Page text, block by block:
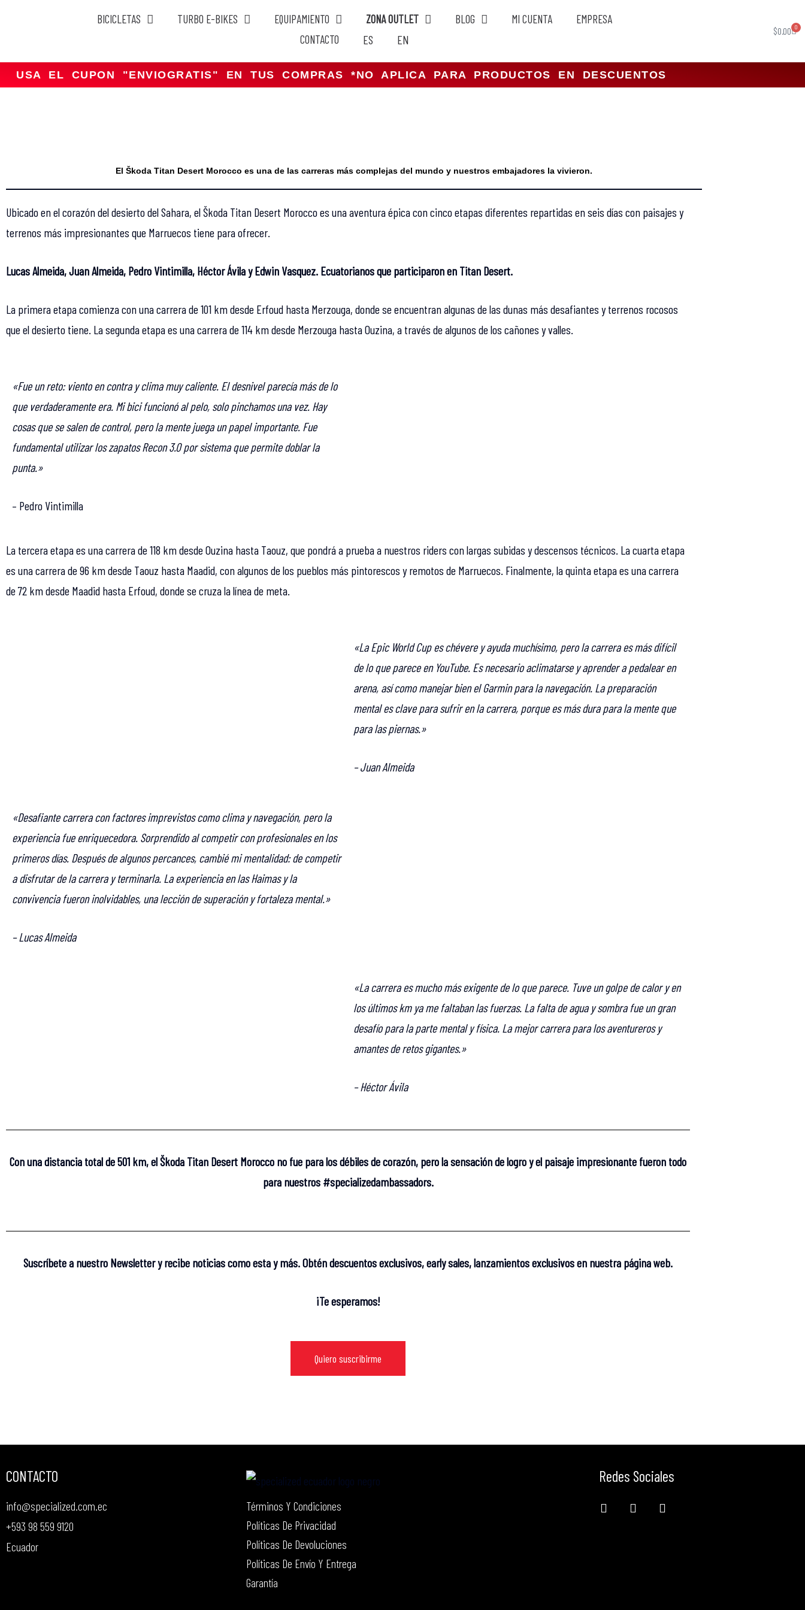
contenido
BICICLETAS TURBO E-BIKES EQUIPAMIENTO ZONA OUTLET BLOG MI CUENTA
EMPRESA
CONTACTO
ES EN
$0.00 0
USA EL CUPON "ENVIOGRATIS" EN TUS COMPRAS *NO APLICA PARA PRODUCTOS EN DESCUENTOS
El Škoda Titan Desert Morocco es una de las carreras más complejas del mundo y nuestros embajadores la vivieron.
Ubicado en el corazón del desierto del Sahara, el Škoda Titan Desert Morocco es una aventura épica con cinco etapas diferentes repartidas en seis días con paisajes y
terrenos más impresionantes que Marruecos tiene para ofrecer.
Lucas Almeida, Juan Almeida, Pedro Vintimilla, Héctor Ávila y Edwin Vasquez. Ecuatorianos que participaron en Titan Desert.
La primera etapa comienza con una carrera de 101 km desde Erfoud hasta Merzouga, donde se encuentran algunas de las dunas más desafiantes y terrenos rocosos
que el desierto tiene. La segunda etapa es una carrera de 114 km desde Merzouga hasta Ouzina, a través de algunos de los cañones y valles.
«Fue un reto: viento en contra y clima muy caliente. El desnivel parecía más de lo
que verdaderamente era. Mi bici funcionó al pelo, solo pinchamos una vez. Hay
cosas que se salen de control, pero la mente juega un papel importante. Fue
fundamental utilizar los zapatos Recon 3.0 por sistema que permite doblar la
punta.»
– Pedro Vintimilla
La tercera etapa es una carrera de 118 km desde Ouzina hasta Taouz, que pondrá a prueba a nuestros riders con largas subidas y descensos técnicos. La cuarta etapa
es una carrera de 96 km desde Taouz hasta Maadid, con algunos de los pueblos más pintorescos y remotos de Marruecos. Finalmente, la quinta etapa es una carrera
de 72 km desde Maadid hasta Erfoud, donde se cruza la línea de meta.
«La Epic World Cup es chévere y ayuda muchísimo, pero la carrera es más difícil
de lo que parece en YouTube. Es necesario aclimatarse y aprender a pedalear en
arena, así como manejar bien el Garmin para la navegación. La preparación
mental es clave para sufrir en la carrera, porque es más dura para la mente que
para las piernas.»
– Juan Almeida
«Desafiante carrera con factores imprevistos como clima y navegación, pero la
experiencia fue enriquecedora. Sorprendido al competir con profesionales en los
primeros días. Después de algunos percances, cambié mi mentalidad: de competir
a disfrutar de la carrera y terminarla. La experiencia en las Haimas y la
convivencia fueron inolvidables, una lección de superación y fortaleza mental.»
– Lucas Almeida
«La carrera es mucho más exigente de lo que parece. Tuve un golpe de calor y en
los últimos km ya me faltaban las fuerzas. La falta de agua y sombra fue un gran
desafío para la parte mental y física. La mejor carrera para los aventureros y
amantes de retos gigantes.»
– Héctor Ávila
Con una distancia total de 501 km, el Škoda Titan Desert Morocco no fue para los débiles de corazón, pero la sensación de logro y el paisaje impresionante fueron todo
para nuestros #specializedambassadors.
Suscríbete a nuestro Newsletter y recibe noticias como esta y más. Obtén descuentos exclusivos, early sales, lanzamientos exclusivos en nuestra página web.
¡Te esperamos!
Quiero suscribirme
CONTACTO
info@specialized.com.ec
+593 98 559 9120
Ecuador
Términos Y Condiciones
Políticas De Privacidad
Políticas De Devoluciones
Políticas De Envío Y Entrega
Garantía
Redes Sociales